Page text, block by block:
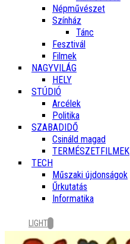
Népművészet
Színház
Tánc
Fesztivál
Filmek
NAGYVILÁG
HELY
STÚDIÓ
Arcélek
Politika
SZABADIDŐ
Csináld magad
TERMÉSZETFILMEK
TECH
Műszaki újdonságok
Űrkutatás
Informatika
LIGHT